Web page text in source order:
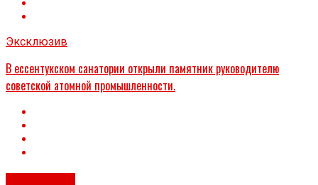
Эксклюзив
В ессентукском санатории открыли памятник руководителю
советской атомной промышленности.